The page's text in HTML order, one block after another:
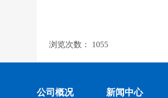
浏览次数： 1055
公司概况 新闻中心